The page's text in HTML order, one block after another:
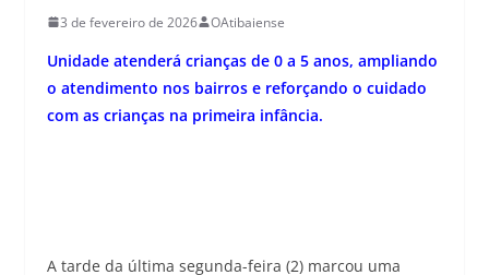
3 de fevereiro de 2026 OAtibaiense
Unidade atenderá crianças de 0 a 5 anos, ampliando
o atendimento nos bairros e reforçando o cuidado
com as crianças na primeira infância.
A tarde da última segunda-feira (2) marcou uma